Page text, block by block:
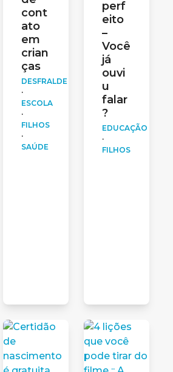
cont
ato
em
crian
ças
DESFRALDE
·
ESCOLA
·
FILHOS
·
SAÚDE
perf
eito
–
Você
já
ouvi
u
falar
?
EDUCAÇÃO
·
FILHOS